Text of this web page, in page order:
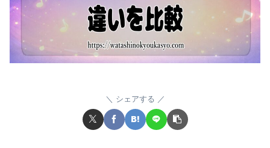
シェアする